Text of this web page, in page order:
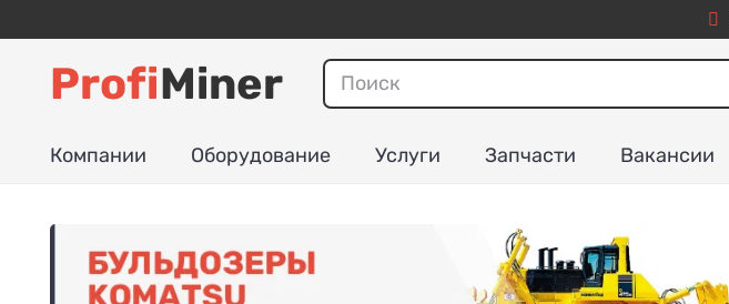
ProfiMiner
Компании Оборудование Услуги Запчасти Вакансии